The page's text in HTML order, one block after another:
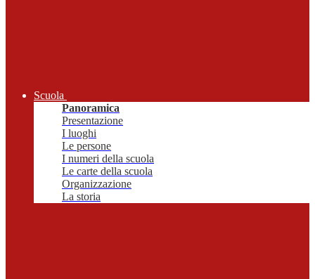
Scuola
Panoramica
Presentazione
I luoghi
Le persone
I numeri della scuola
Le carte della scuola
Organizzazione
La storia